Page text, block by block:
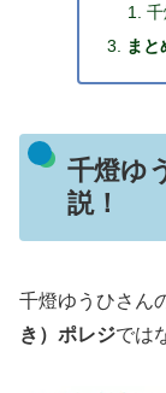
まと
千燈ゆ
説！
千燈ゆうひさん
き）ポレジでは